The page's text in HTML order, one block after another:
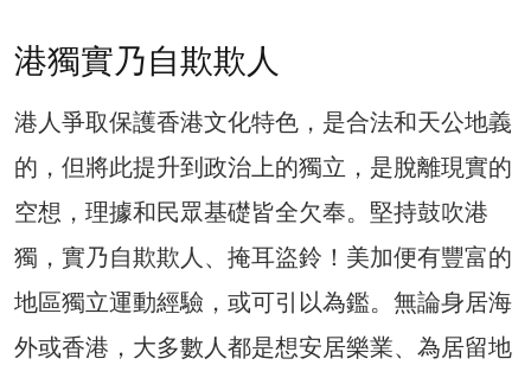
港獨實乃自欺欺人
港人爭取保護香港文化特色，是合法和天公地義
的，但將此提升到政治上的獨立，是脫離現實的
空想，理據和民眾基礎皆全欠奉。堅持鼓吹港
獨，實乃自欺欺人、掩耳盜鈴！美加便有豐富的
地區獨立運動經驗，或可引以為鑑。無論身居海
外或香港，大多數人都是想安居樂業、為居留地